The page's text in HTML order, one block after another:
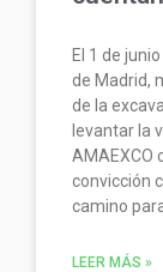
El 1 de
de Madrid,
de la
levantar la
AMAEXCO
convicción
camino
LEER MÁS »